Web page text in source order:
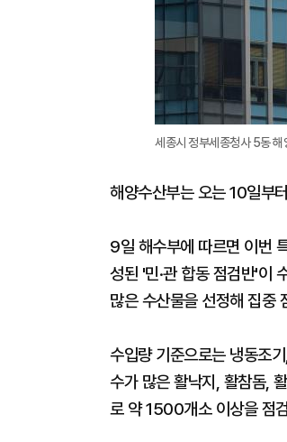
세종시 정부세종청사 5동
해양수산부는 오는 10일부
9일 해수부에 따르면 이번
성된 '민·관 합동 점검반'이
많은 수산물을 선정해 집중
수입량 기준으로는 냉동조
수가 많은 활낙지, 활참돔,
로 약 1500개소 이상을 점